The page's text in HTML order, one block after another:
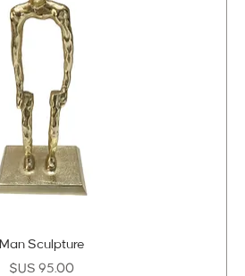
Man Sculpture
السعر